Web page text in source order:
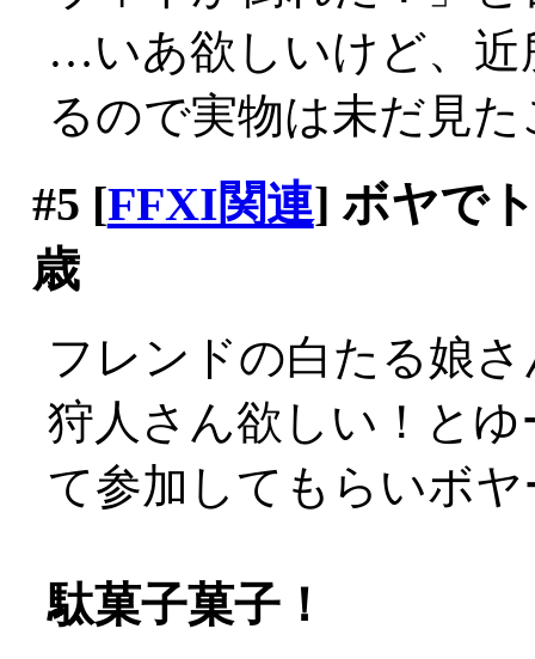
…いあ欲しいけど、近
るので実物は未だ見
#5 [FFXI関連] ボヤで
歳
フレンドの白たる娘
狩人さん欲しい！と
て参加してもらいボ
駄菓子菓子！